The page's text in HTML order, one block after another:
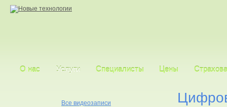
О нас Услуги Специалисты Цены
Все видеозаписи